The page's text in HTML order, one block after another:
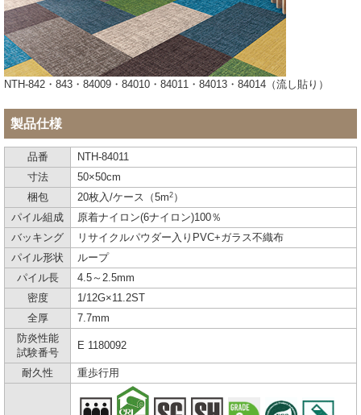
NTH-842・843・84009・84010・84011・84013・84014（流し貼り）
製品仕様
品番
NTH-84011
寸法
50×50cm
梱包
20枚入/ケース（5m2 ）
パイル組成
原着ナイロン(6ナイロン)100％
バッキング
リサイクルパウダー入りPVC+ガラス不織布
パイル形状
ループ
パイル長
4.5～2.5mm
密度
1/12G×11.2ST
全厚
7.7mm
防炎性能
試験番号
E 1180092
耐久性 重歩行用